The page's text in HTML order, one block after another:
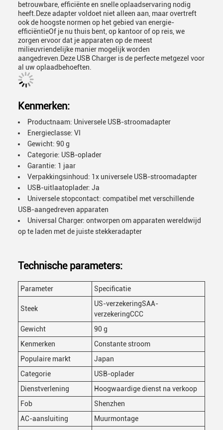
betrouwbare, efficiënte en snelle oplaadservaring nodig
heeft.Deze adapter voldoet niet alleen aan, maar overtreft
ook de hoogste normen op het gebied van energie-
efficiëntieOf je nu thuis bent, op kantoor of op reis, we
zorgen ervoor dat je apparaten op de meest
milieuvriendelijke manier mogelijk worden
aangedreven.Deze USB Charger is de perfecte metgezel voor
al uw oplaadbehoeften.
Kenmerken:
Productnaam: Universele USB-stroomadapter
Energieclasse: VI
Gewicht: 90 g
Categorie: USB-oplader
Garantie: 1 jaar
Verpakkingsinhoud: 1x universele USB-stroomadapter
USB-uitlaatoplader: Ja
Universele stopcontact: compatibel met verschillende
USB-aangedreven apparaten
Universal Charger: ontworpen om apparaten wereldwijd
op te laden met de juiste stekkeradapter
Technische parameters:
Parameter Specificatie
Steek
US-verzekeringSAA-
verzekeringCCC
Gewicht
90 g
Kenmerken
Constante stroom
Populaire markt
Japan
Categorie
USB-oplader
Dienstverlening
Hoogwaardige dienst na verkoop
Fob
Shenzhen
AC-aansluiting
Muurmontage